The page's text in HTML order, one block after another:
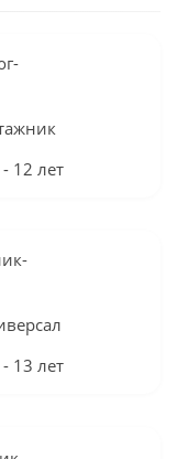
12 лет
13 лет